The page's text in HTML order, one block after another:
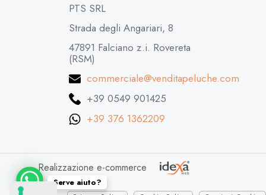
PTS SRL
Strada degli Angariari, 8
47891 Falciano z.i. Rovereta
(RSM)
commerciale@venditapeluche.com
+39 0549 901425
+39 376 1362209
Realizzazione e-commerce
Serve aiuto?